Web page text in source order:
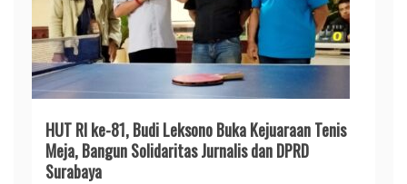
HUT RI ke-81, Budi Leksono Buka Kejuaraan Tenis
Meja, Bangun Solidaritas Jurnalis dan DPRD
Surabaya